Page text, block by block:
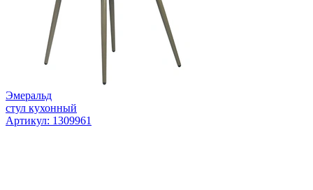
Эмеральд
стул кухонный
Артикул: 1309961